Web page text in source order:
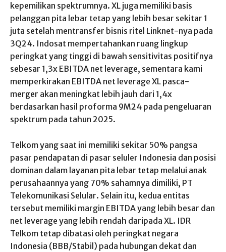
kepemilikan spektrumnya. XL juga memiliki basis
pelanggan pita lebar tetap yang lebih besar sekitar 1
juta setelah mentransfer bisnis ritel Linknet-nya pada
3Q24. Indosat mempertahankan ruang lingkup
peringkat yang tinggi di bawah sensitivitas positifnya
sebesar 1,3x EBITDA net leverage, sementara kami
memperkirakan EBITDA net leverage XL pasca-
merger akan meningkat lebih jauh dari 1,4x
berdasarkan hasil proforma 9M24 pada pengeluaran
spektrum pada tahun 2025.
Telkom yang saat ini memiliki sekitar 50% pangsa
pasar pendapatan di pasar seluler Indonesia dan posisi
dominan dalam layanan pita lebar tetap melalui anak
perusahaannya yang 70% sahamnya dimiliki, PT
Telekomunikasi Selular. Selain itu, kedua entitas
tersebut memiliki margin EBITDA yang lebih besar dan
net leverage yang lebih rendah daripada XL. IDR
Telkom tetap dibatasi oleh peringkat negara
Indonesia (BBB/Stabil) pada hubungan dekat dan